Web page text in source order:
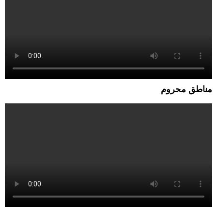
مناطق محروم